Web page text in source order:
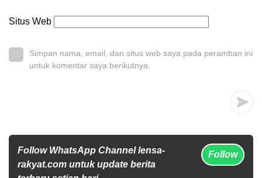
Situs Web
Simpan nama, email, dan situs web saya pada peramban ini
untuk komentar saya berikutnya.
Follow WhatsApp Channel lensa-
rakyat.com untuk update berita
Follow